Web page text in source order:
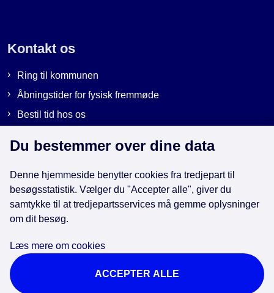
Kontakt os
Ring til kommunen
Åbningstider for fysisk fremmøde
Bestil tid hos os
Genveje
EAN-numre i kommunen
Cookies
Tilgængelighedserklæring
Du bestemmer over dine data
Denne hjemmeside benytter cookies fra tredjepart til
besøgsstatistik. Vælger du "Accepter alle", giver du
samtykke til at tredjepartsservices må gemme oplysninger
om dit besøg.
Læs mere om cookies
ACCEPTER ALLE